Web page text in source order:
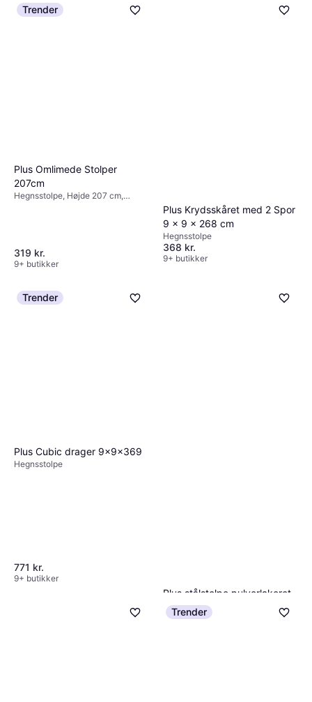
Hortus Starting Post for
Simple Extendable Wind
Protection 150cm
Hegnsstolpe, Højde 150 cm,
Bredde 5 cm
242 kr.
Trender
Plus Omlimede Stolper
207cm
Hegnsstolpe, Højde 207 cm,
319 kr.
9+ butikker
Plus Krydsskåret med 2 Spor
9 x 9 x 268 cm
Hegnsstolpe
368 kr.
9+ butikker
Trender
Plus Cubic drager 9x9x369
Hegnsstolpe
771 kr.
9+ butikker
Plus stålstolpe pulverlakeret
gråsort
Hegnsstolpe
Trender